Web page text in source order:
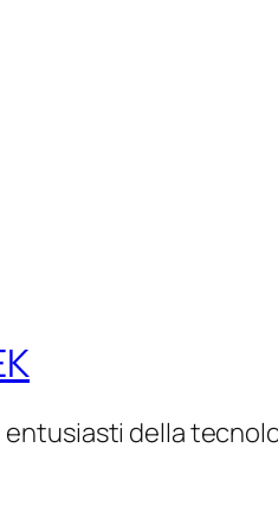
della